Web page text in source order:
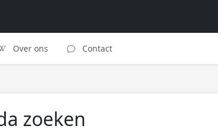
Over ons Contact
zoeken